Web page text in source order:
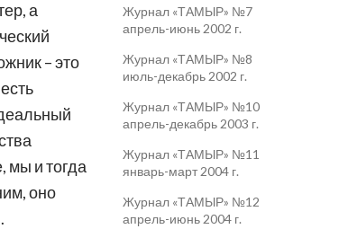
а
– это
мы и тогда
оно
Журнал «ТАМЫР» №7
апрель-июнь 2002 г.
Журнал «ТАМЫР» №8
июль-декабрь 2002 г.
Журнал «ТАМЫР» №10
апрель-декабрь 2003 г.
Журнал «ТАМЫР» №11
январь-март 2004 г.
Журнал «ТАМЫР» №12
апрель-июнь 2004 г.